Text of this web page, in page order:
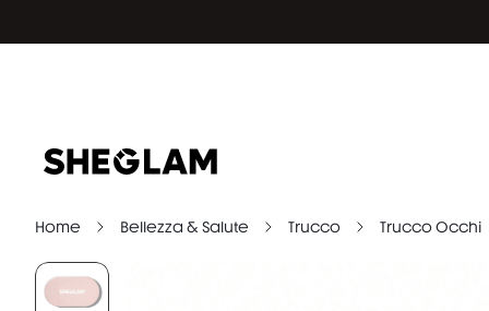
Home Bellezza & Salute Trucco Trucco Occhi